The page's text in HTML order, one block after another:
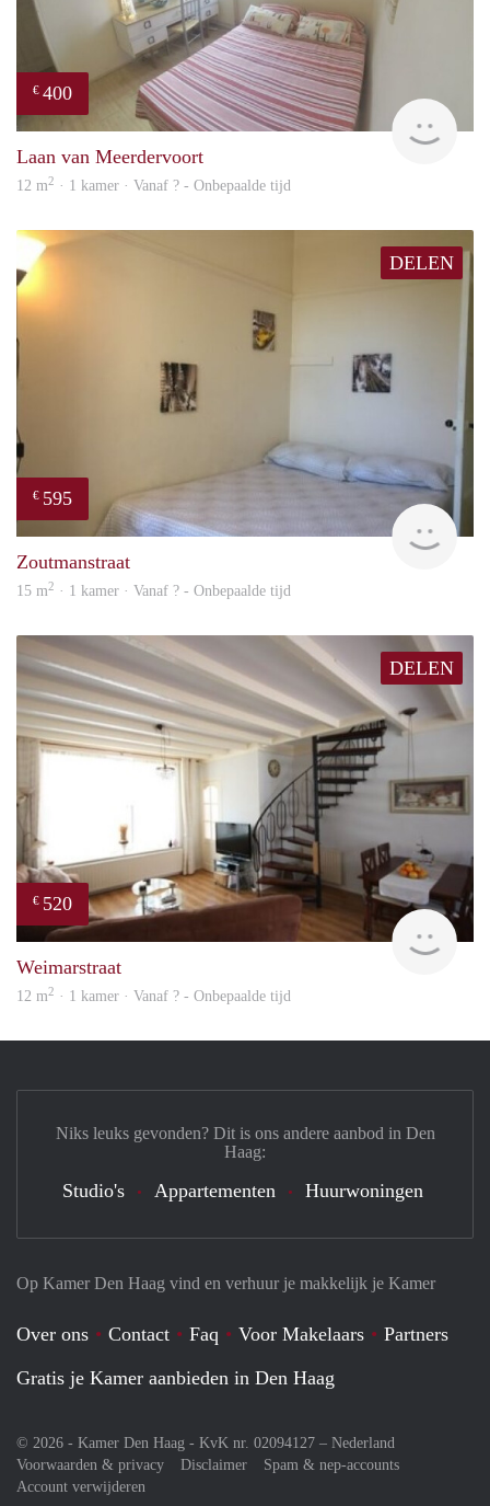
€ 400
Laan van Meerdervoort
12 m2 · 1 kamer · Vanaf ? - Onbepaalde tijd
DELEN
€ 595
Zoutmanstraat
15 m2 · 1 kamer · Vanaf ? - Onbepaalde tijd
DELEN
€ 520
Weimarstraat
12 m2 · 1 kamer · Vanaf ? - Onbepaalde tijd
Op Kamer Den Haag vind en verhuur je makkelijk je Kamer
Over ons Contact Faq Voor Makelaars
Partners
Gratis je Kamer aanbieden in Den Haag
© 2026 - Kamer Den Haag - KvK nr. 02094127 – Nederland
Voorwaarden & privacy
Disclaimer
Spam & nep-accounts
Account verwijderen
Niks leuks gevonden? Dit is ons andere aanbod in Den
Haag:
Studio's Appartementen Huurwoningen